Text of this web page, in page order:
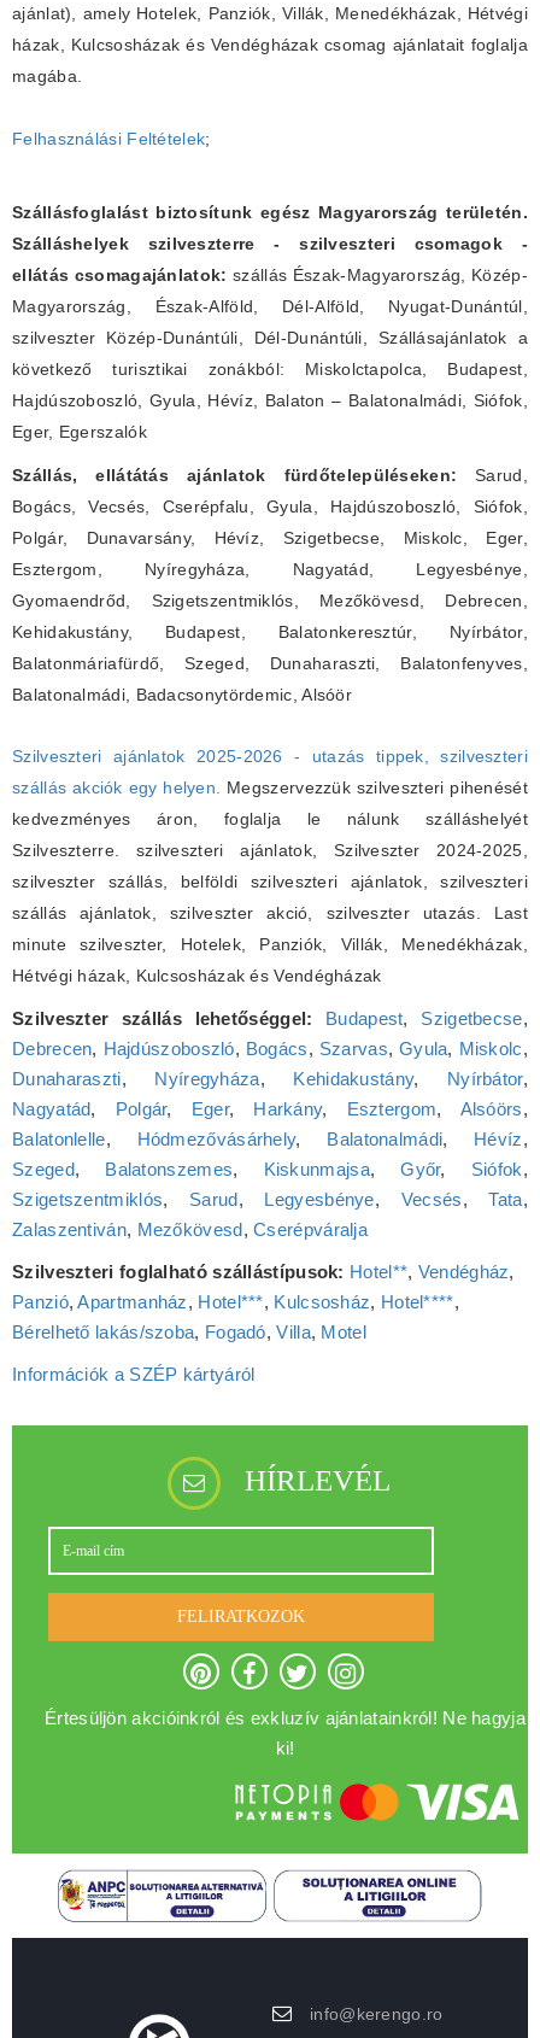
ajánlat), amely Hotelek, Panziók, Villák, Menedékházak, Hétvégi
házak, Kulcsosházak és Vendégházak csomag ajánlatait foglalja
magába.
Felhasználási Feltételek;
Szállásfoglalást biztosítunk egész Magyarország területén.
Szálláshelyek szilveszterre - szilveszteri csomagok -
ellátás csomagajánlatok: szállás Észak-Magyarország, Közép-
Magyarország, Észak-Alföld, Dél-Alföld, Nyugat-Dunántúl,
szilveszter Közép-Dunántúli, Dél-Dunántúli, Szállásajánlatok a
következő turisztikai zonákból: Miskolctapolca, Budapest,
Hajdúszoboszló, Gyula, Hévíz, Balaton – Balatonalmádi, Siófok,
Eger, Egerszalók
Szállás, ellátátás ajánlatok fürdőtelepüléseken:Sarud,
Bogács, Vecsés, Cserépfalu, Gyula, Hajdúszoboszló, Siófok,
Polgár, Dunavarsány, Hévíz, Szigetbecse, Miskolc, Eger,
Esztergom, Nyíregyháza, Nagyatád, Legyesbénye,
Gyomaendrőd, Szigetszentmiklós, Mezőkövesd, Debrecen,
Kehidakustány, Budapest, Balatonkeresztúr, Nyírbátor,
Balatonmáriafürdő, Szeged, Dunaharaszti, Balatonfenyves,
Balatonalmádi, Badacsonytördemic, Alsóör
Szilveszteri ajánlatok 2025-2026 - utazás tippek, szilveszteri
szállás akciók egy helyen.
Megszervezzük szilveszteri pihenését
kedvezményes áron, foglalja le nálunk szálláshelyét
Szilveszterre. szilveszteri ajánlatok, Szilveszter 2024-2025,
szilveszter szállás, belföldi szilveszteri ajánlatok, szilveszteri
szállás ajánlatok, szilveszter akció, szilveszter utazás. Last
minute szilveszter, Hotelek, Panziók, Villák, Menedékházak,
Hétvégi házak, Kulcsosházak és Vendégházak
Szilveszter szállás lehetőséggel: Budapest, Szigetbecse,
Debrecen, Hajdúszoboszló, Bogács, Szarvas, Gyula, Miskolc,
Dunaharaszti, Nyíregyháza, Kehidakustány, Nyírbátor,
Nagyatád, Polgár, Eger, Harkány, Esztergom, Alsóörs,
Balatonlelle, Hódmezővásárhely, Balatonalmádi, Hévíz,
Szeged, Balatonszemes, Kiskunmajsa,Győr, Siófok,
Szigetszentmiklós, Sarud, Legyesbénye, Vecsés,Tata,
Zalaszentiván, Mezőkövesd,Cserépváralja
Szilveszteri foglalható szállástípusok: Hotel**, Vendégház,
Panzió,Apartmanház, Hotel***, Kulcsosház, Hotel****,
Bérelhető lakás/szoba, Fogadó,Villa, Motel
Információk a SZÉP kártyáról
HÍRLEVÉL
FELIRATKOZOK
Értesüljön akcióinkról és exkluzív ajánlatainkról! Ne hagyja
ki!
info@kerengo.ro